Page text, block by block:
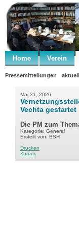
Home Verein
Pressemitteilungen
Mai 31, 2026
Vechta gestartet
Die PM zum
Kategorie: General
Erstellt von: BSH
Drucken
Zurück